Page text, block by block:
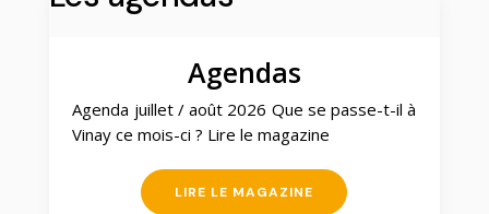
Agendas
Agenda juillet / août 2026 Que se passe-t-il à
Vinay ce mois-ci ? Lire le magazine
LIRE LE MAGAZINE